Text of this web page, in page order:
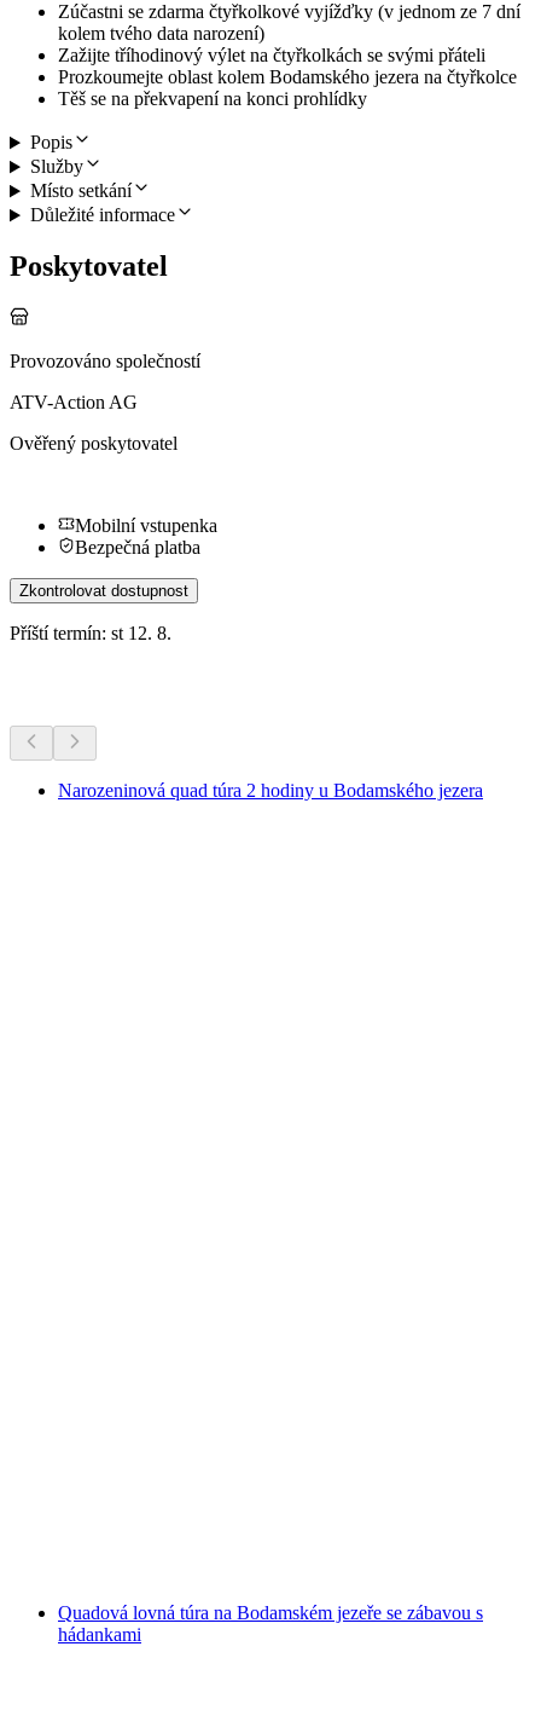
Zúčastni se zdarma čtyřkolkové vyjížďky (v jednom ze 7 dní
kolem tvého data narození)
Zažijte tříhodinový výlet na čtyřkolkách se svými přáteli
Prozkoumejte oblast kolem Bodamského jezera na čtyřkolce
Těš se na překvapení na konci prohlídky
Popis
Služby
Místo setkání
Důležité informace
Poskytovatel
Provozováno společností
ATV-Action AG
Ověřený poskytovatel
Mobilní vstupenka
Bezpečná platba
Zkontrolovat dostupnost
Příští termín: st 12. 8.
Narozeninová quad túra 2 hodiny u Bodamského jezera
Quadová lovná túra na Bodamském jezeře se zábavou s
hádankami